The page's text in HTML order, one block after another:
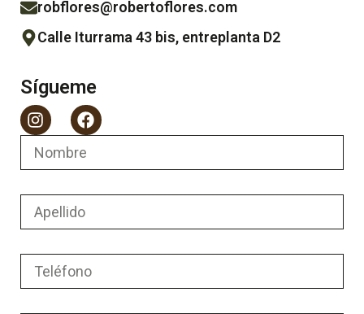
robflores@robertoflores.com
Calle Iturrama 43 bis, entreplanta D2
Sígueme